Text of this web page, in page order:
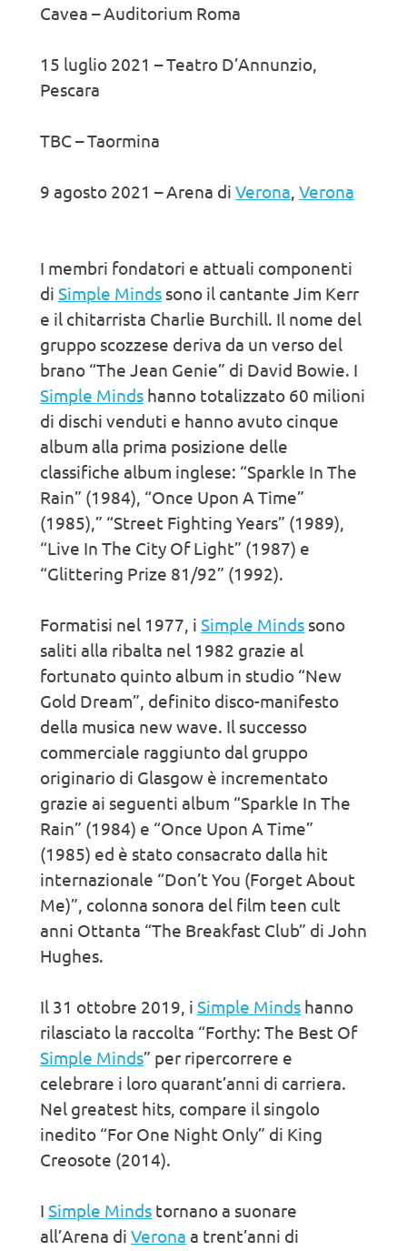
Cavea – Auditorium Roma
15 luglio 2021 – Teatro D’Annunzio,
Pescara
TBC – Taormina
9 agosto 2021 – Arena di Verona, Verona
I membri fondatori e attuali componenti
di Simple Minds sono il cantante Jim Kerr
e il chitarrista Charlie Burchill. Il nome del
gruppo scozzese deriva da un verso del
brano “The Jean Genie” di David Bowie. I
Simple Minds hanno totalizzato 60 milioni
di dischi venduti e hanno avuto cinque
album alla prima posizione delle
classifiche album inglese: “Sparkle In The
Rain” (1984), “Once Upon A Time”
(1985),” “Street Fighting Years” (1989),
“Live In The City Of Light” (1987) e
“Glittering Prize 81/92” (1992).
Formatisi nel 1977, i Simple Minds sono
saliti alla ribalta nel 1982 grazie al
fortunato quinto album in studio “New
Gold Dream”, definito disco-manifesto
della musica new wave. Il successo
commerciale raggiunto dal gruppo
originario di Glasgow è incrementato
grazie ai seguenti album “Sparkle In The
Rain” (1984) e “Once Upon A Time”
(1985) ed è stato consacrato dalla hit
internazionale “Don’t You (Forget About
Me)”, colonna sonora del film teen cult
anni Ottanta “The Breakfast Club” di John
Hughes.
Il 31 ottobre 2019, i Simple Minds hanno
rilasciato la raccolta “Forthy: The Best Of
Simple Minds” per ripercorrere e
celebrare i loro quarant’anni di carriera.
Nel greatest hits, compare il singolo
inedito “For One Night Only” di King
Creosote (2014).
I Simple Minds tornano a suonare
all’Arena di Verona a trent’anni di